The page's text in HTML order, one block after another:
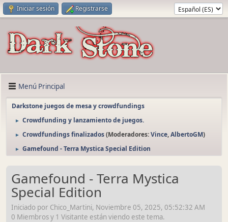
Iniciar sesión Registrarse
Menú Principal
Darkstone juegos de mesa y crowdfundings
► Crowdfunding y lanzamiento de juegos.
► Crowdfundings finalizados(Moderadores:Vince,AlbertoGM)
► Gamefound - Terra Mystica Special Edition
Gamefound - Terra Mystica
Special Edition
Iniciado por Chico_Martini, Noviembre 05, 2025, 05:52:32 AM
0 Miembros y 1 Visitante están viendo este tema.